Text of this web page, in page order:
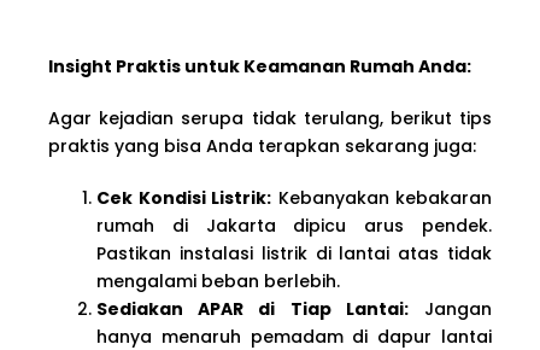
Insight Praktis untuk Keamanan Rumah Anda:
Agar kejadian serupa tidak terulang, berikut tips
praktis yang bisa Anda terapkan sekarang juga:
Cek Kondisi Listrik: Kebanyakan kebakaran
rumah di Jakarta dipicu arus pendek.
Pastikan instalasi listrik di lantai atas tidak
mengalami beban berlebih.
Sediakan APAR di Tiap Lantai:Jangan
hanya menaruh pemadam di dapur lantai